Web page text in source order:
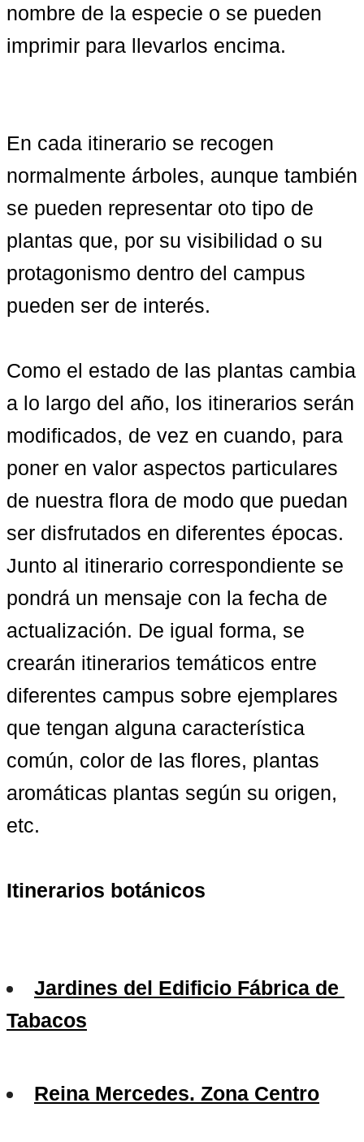
nombre de la especie o se pueden
imprimir para llevarlos encima.
En cada itinerario se recogen
normalmente árboles, aunque también
se pueden representar oto tipo de
plantas que, por su visibilidad o su
protagonismo dentro del campus
pueden ser de interés.
Como el estado de las plantas cambia
a lo largo del año, los itinerarios serán
modificados, de vez en cuando, para
poner en valor aspectos particulares
de nuestra flora de modo que puedan
ser disfrutados en diferentes épocas.
Junto al itinerario correspondiente se
pondrá un mensaje con la fecha de
actualización. De igual forma, se
crearán itinerarios temáticos entre
diferentes campus sobre ejemplares
que tengan alguna característica
común, color de las flores, plantas
aromáticas plantas según su origen,
etc.
Itinerarios botánicos
Jardines del Edificio Fábrica de
Tabacos
Reina Mercedes. Zona Centro